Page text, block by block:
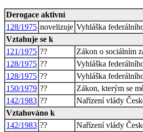
Derogace aktivní
128/1975 novelizuje Vyhláška
Vztahuje se k
121/1975 ??
Zákon o sociálním
128/1975 ??
Vyhláška
128/1975 ??
Vyhláška
150/1979 ??
Zákon, kterým se
142/1983 ??
Nařízení vlády
Vztahováno k
142/1983 ??
Nařízení vlády